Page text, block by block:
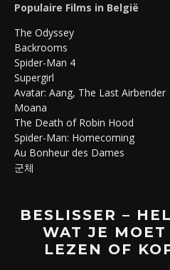
Populaire Films in België
The Odyssey
Backrooms
Spider-Man 4
Supergirl
Avatar: Aang, The Last Airbender
Moana
The Death of Robin Hood
Spider-Man: Homecoming
Au Bonheur des Dames
군체
BESLISSER –
WAT JE
LEZEN OF